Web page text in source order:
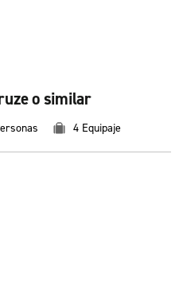
o similar
4 Equipaje